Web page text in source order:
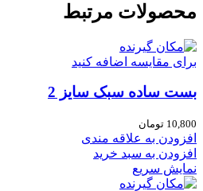
محصولات مرتبط
برای مقایسه اضافه کنید
بست ساده سبک سایز 2
10,800 تومان
افزودن به علاقه مندی
افزودن به سبد خرید
نمایش سریع